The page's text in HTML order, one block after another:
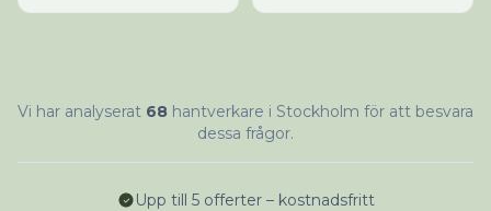
Vi har analyserat 68 hantverkare i Stockholm för att besvara
dessa frågor.
Upp till 5 offerter – kostnadsfritt